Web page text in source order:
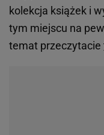
kolekcja książek i
tym miejscu na
temat przeczytacie